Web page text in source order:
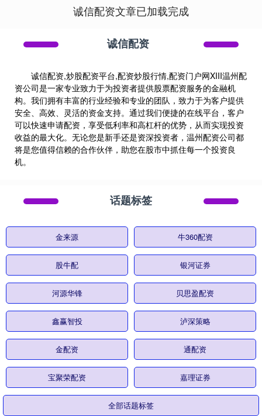
诚信配资文章已加载完成
诚信配资
诚信配资,炒股配资平台,配资炒股行情,配资门户网XIII‌温州配
资公司是一家专业致力于为投资者提供股票配资服务的金融机
构。我们拥有丰富的行业经验和专业的团队，致力于为客户提供
安全、高效、灵活的资金支持。通过我们便捷的在线平台，客户
可以快速申请配资，享受低利率和高杠杆的优势，从而实现投资
收益的最大化。无论您是新手还是资深投资者，温州配资公司都
将是您值得信赖的合作伙伴，助您在股市中抓住每一个投资良
机。
话题标签
金来源 牛360配资
股牛配 银河证券
河源华锋 贝思盈配资
鑫赢智投 泸深策略
金配资 通配资
宝聚荣配资 嘉理证券
全部话题标签